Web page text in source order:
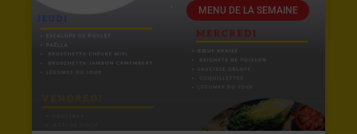
MENU DE LA SEMAINE